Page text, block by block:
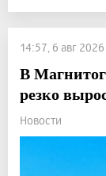
14:57, 6 авг 2026
В
резко
Новости